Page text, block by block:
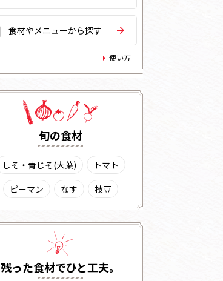
食材やメニューから探す
使い方
旬の⾷材
しそ・青じそ(大葉)
トマト
ピーマン
なす 枝豆
残った⾷材でひと⼯夫。